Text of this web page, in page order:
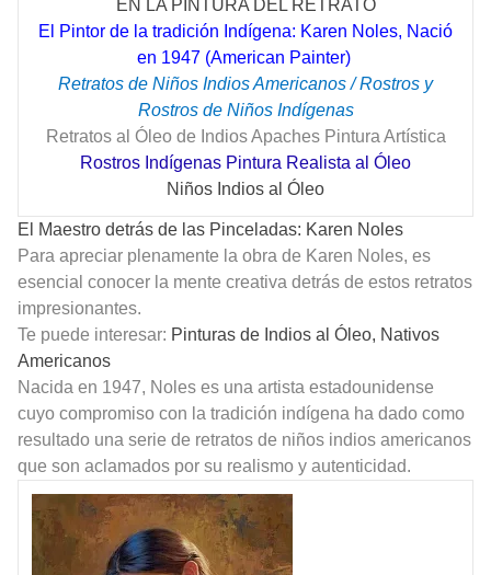
EN LA PINTURA DEL RETRATO
El Pintor de la tradición Indígena: Karen Noles, Nació
en 1947 (American Painter)
Retratos de Niños Indios Americanos / Rostros y
Rostros de Niños Indígenas
Retratos al Óleo de Indios Apaches Pintura Artística
Rostros Indígenas Pintura Realista al Óleo
Niños Indios al Óleo
El Maestro detrás de las Pinceladas: Karen Noles
Para apreciar plenamente la obra de Karen Noles, es
esencial conocer la mente creativa detrás de estos retratos
impresionantes.
Te puede interesar: Pinturas de Indios al Óleo, Nativos
Americanos
Nacida en 1947, Noles es una artista estadounidense
cuyo compromiso con la tradición indígena ha dado como
resultado una serie de retratos de niños indios americanos
que son aclamados por su realismo y autenticidad.